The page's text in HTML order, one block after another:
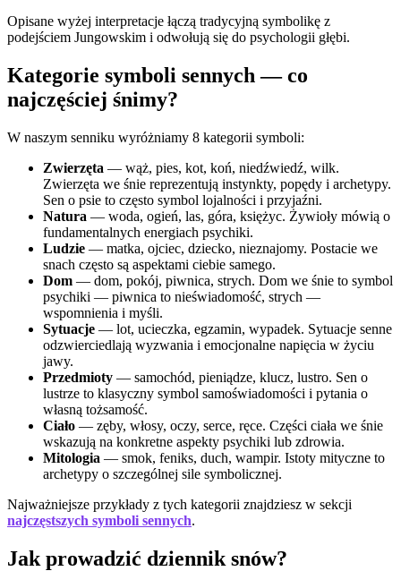
Opisane wyżej interpretacje łączą tradycyjną symbolikę z
podejściem Jungowskim i odwołują się do psychologii głębi.
Kategorie symboli sennych — co
najczęściej śnimy?
W naszym senniku wyróżniamy 8 kategorii symboli:
Zwierzęta — wąż, pies, kot, koń, niedźwiedź, wilk.
Zwierzęta we śnie reprezentują instynkty, popędy i archetypy.
Sen o psie to często symbol lojalności i przyjaźni.
Natura — woda, ogień, las, góra, księżyc. Żywioły mówią o
fundamentalnych energiach psychiki.
Ludzie — matka, ojciec, dziecko, nieznajomy. Postacie we
snach często są aspektami ciebie samego.
Dom — dom, pokój, piwnica, strych. Dom we śnie to symbol
psychiki — piwnica to nieświadomość, strych —
wspomnienia i myśli.
Sytuacje — lot, ucieczka, egzamin, wypadek. Sytuacje senne
odzwierciedlają wyzwania i emocjonalne napięcia w życiu
jawy.
Przedmioty — samochód, pieniądze, klucz, lustro. Sen o
lustrze to klasyczny symbol samoświadomości i pytania o
własną tożsamość.
Ciało — zęby, włosy, oczy, serce, ręce. Części ciała we śnie
wskazują na konkretne aspekty psychiki lub zdrowia.
Mitologia — smok, feniks, duch, wampir. Istoty mityczne to
archetypy o szczególnej sile symbolicznej.
Najważniejsze przykłady z tych kategorii znajdziesz w sekcji
najczęstszych symboli sennych.
Jak prowadzić dziennik snów?